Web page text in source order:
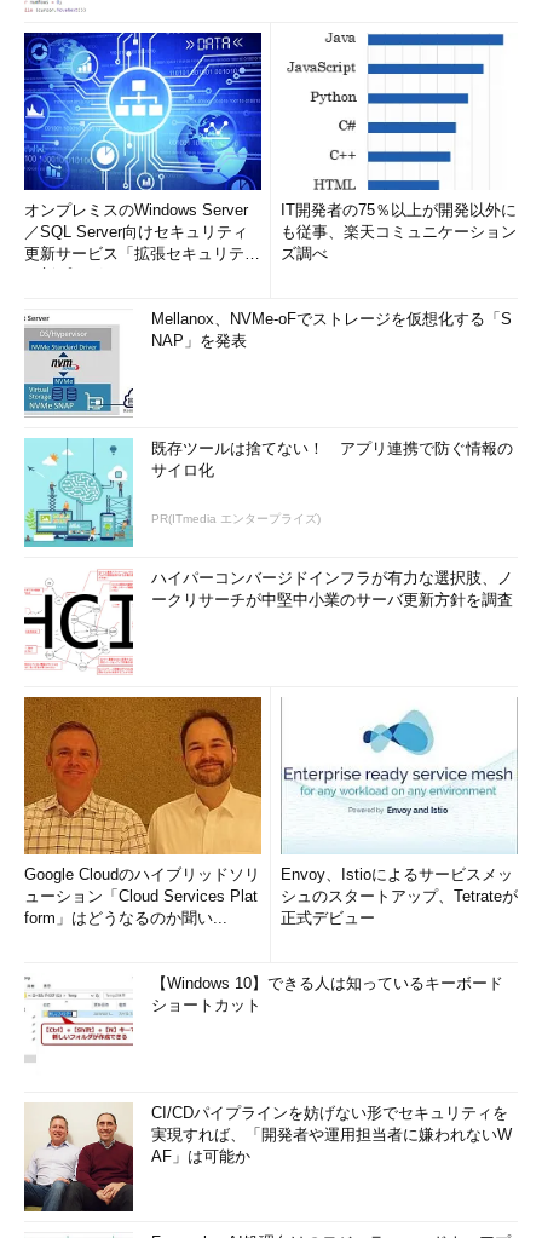
オンプレミスのWindows Server
／SQL Server向けセキュリティ
更新サービス「拡張セキュリティ
IT開発者の75％以上が開発以外に
も従事、楽天コミュニケーション
ズ調べ
Mellanox、NVMe-oFでストレージを仮想化する「S
NAP」を発表
既存ツールは捨てない！ アプリ連携で防ぐ情報の
サイロ化
PR(ITmedia エンタープライズ)
ハイパーコンバージドインフラが有力な選択肢、ノ
ークリサーチが中堅中小業のサーバ更新方針を調査
Google Cloudのハイブリッドソリ
ューション「Cloud Services Plat
form」はどうなるのか聞い...
Envoy、Istioによるサービスメッ
シュのスタートアップ、Tetrateが
正式デビュー
【Windows 10】できる人は知っているキーボード
ショートカット
CI/CDパイプラインを妨げない形でセキュリティを
実現すれば、「開発者や運用担当者に嫌われないW
AF」は可能か